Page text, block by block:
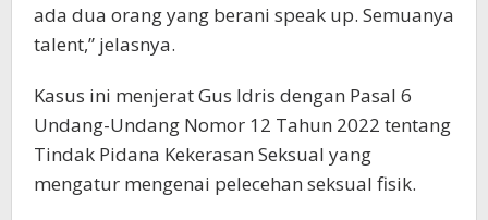
ada dua orang yang berani speak up. Semuanya
talent,” jelasnya.
Kasus ini menjerat Gus Idris dengan Pasal 6
Undang-Undang Nomor 12 Tahun 2022 tentang
Tindak Pidana Kekerasan Seksual yang
mengatur mengenai pelecehan seksual fisik.